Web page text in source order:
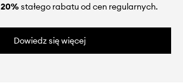
20%stałego rabatu od cen regularnych.
Dowiedz się więcej